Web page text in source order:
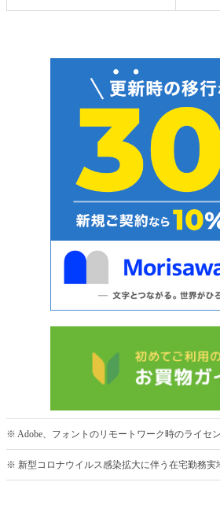
※ Adobe、フォントのリモートワーク時のライセ
※ 新型コロナウイルス感染拡大に伴う在宅勤務実